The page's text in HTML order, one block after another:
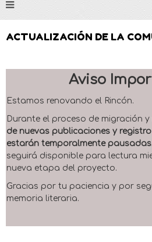
ACTUALIZACIÓN DE LA
Aviso
Estamos renovando el Rincón.
Durante el proceso de migración y
de nuevas publicaciones y
estarán temporalmente pausadas
seguirá disponible para lectura
nueva etapa del proyecto.
Gracias por tu paciencia y por
memoria literaria.